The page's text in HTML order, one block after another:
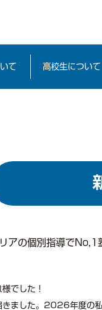
て 高校生について
アの個別指導で
でした！
ました。2026年度の